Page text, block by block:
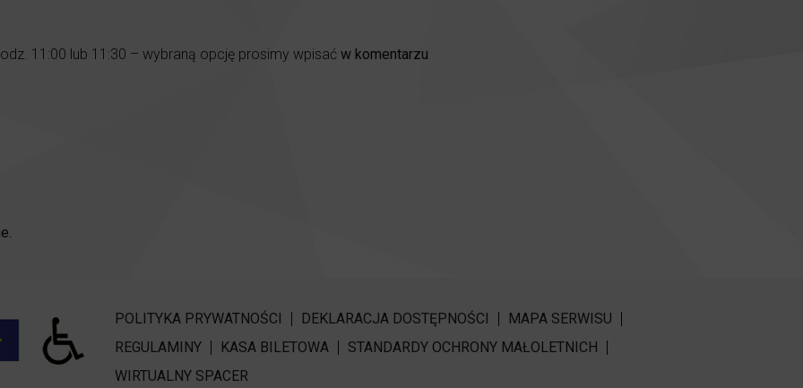
11:00 lub 11:30 – wybraną opcję prosimy wpisać w komentarzu
POLITYKA PRYWATNOŚCI DEKLARACJA DOSTĘPNOŚCI
MAPA SERWISU
REGULAMINY
KASA BILETOWA
STANDARDY OCHRONY MAŁOLETNICH
WIRTUALNY SPACER